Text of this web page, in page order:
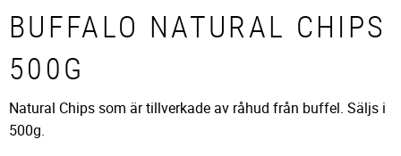
BUFFALO NATURAL CHIPS
500G
Natural Chips som är tillverkade av råhud från buffel. Säljs i
500g.